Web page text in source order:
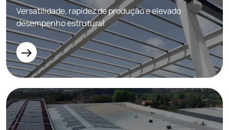
Versatilidade, rapidez de produção e elevado
desempenho estrutural